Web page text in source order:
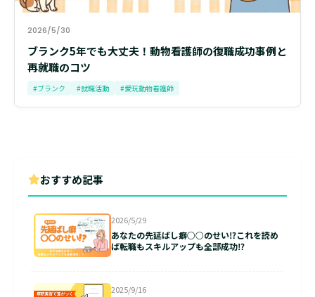
2026/5/30
ブランク5年でも大丈夫！動物看護師の復職成功事例と
再就職のコツ
#ブランク #就職活動 #愛玩動物看護師
おすすめ記事
2026/5/29
あなたの先延ばし癖○○のせい⁉これを読め
ば転職もスキルアップも全部成功⁉
2025/9/16